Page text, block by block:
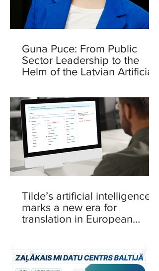
Guna Puce: From Public
Sector Leadership to the
Helm of the Latvian Artificial
Tilde’s artificial intelligence
marks a new era for
translation in European